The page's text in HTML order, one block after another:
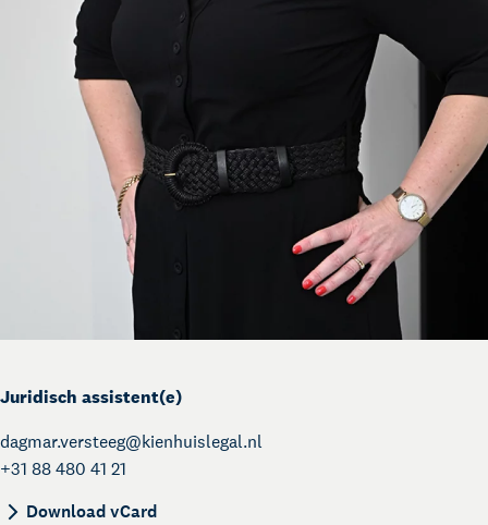
Juridisch assistent(e)
dagmar.versteeg@kienhuislegal.nl
+31 88 480 41 21
Download vCard